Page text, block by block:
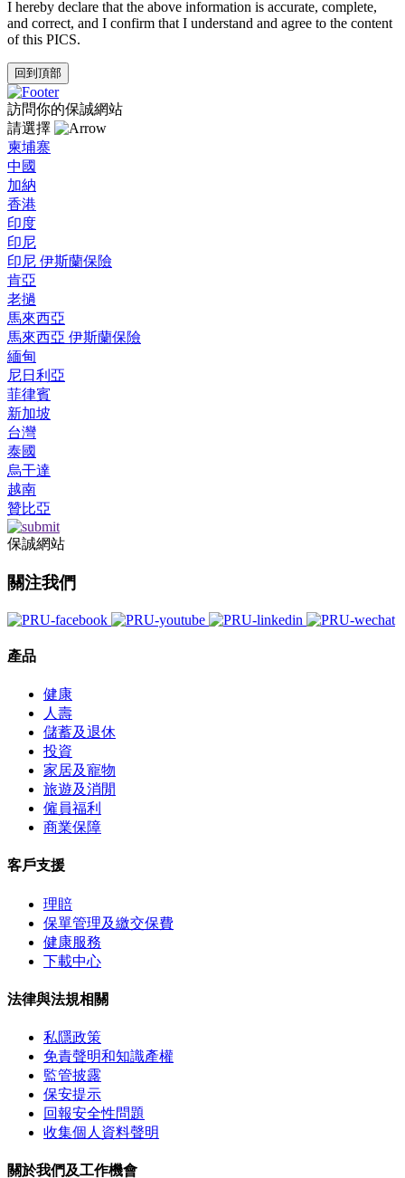
I hereby declare that the above information is accurate, complete,
and correct, and I confirm that I understand and agree to the content
of this PICS.
回到頂部
訪問你的保誠網站
請選擇
柬埔寨
中國
加納
香港
印度
印尼
印尼 伊斯蘭保險
肯亞
老撾
馬來西亞
馬來西亞 伊斯蘭保險
緬甸
尼日利亞
菲律賓
新加坡
台灣
泰國
烏干達
越南
贊比亞
保誠網站
關注我們
產品
健康
人壽
儲蓄及退休
投資
家居及寵物
旅遊及消閒
僱員福利
商業保障
客戶支援
理賠
保單管理及繳交保費
健康服務
下載中心
法律與法規相關
私隱政策
免責聲明和知識產權
監管披露
保安提示
回報安全性問題
收集個人資料聲明
關於我們及工作機會